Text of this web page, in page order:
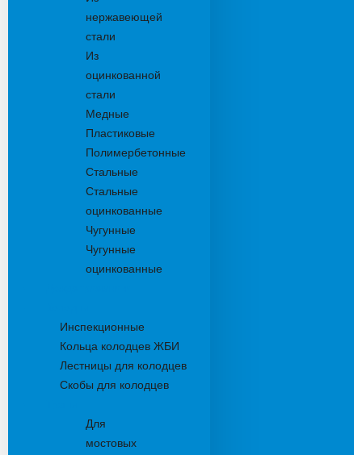
нержавеющей
стали
Из
оцинкованной
стали
Медные
Пластиковые
Полимербетонные
Стальные
Стальные
оцинкованные
Чугунные
Чугунные
оцинкованные
Инспекционные
Кольца колодцев ЖБИ
Лестницы для колодцев
Скобы для колодцев
Для
мостовых